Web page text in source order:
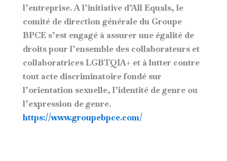
l’entreprise. A l’initiative d’All Equals, le
comité de direction générale du Groupe
BPCE s’est engagé à assurer une égalité de
droits pour l’ensemble des collaborateurs et
collaboratrices LGBTQIA+ et à lutter contre
tout acte discriminatoire fondé sur
l’orientation sexuelle, l’identité de genre ou
l’expression de genre.
https://www.groupebpce.com/